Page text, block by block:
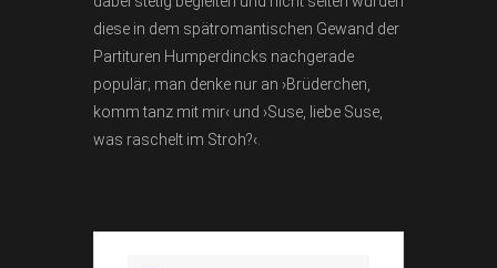
diese in dem spätromantischen Gewand der
Partituren Humperdincks nachgerade
populär; man denke nur an ›Brüderchen,
komm tanz mit mir‹ und ›Suse, liebe Suse,
was raschelt im Stroh?‹.